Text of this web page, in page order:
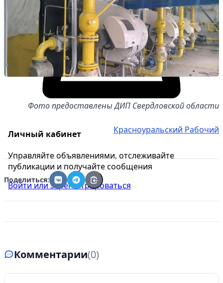
Личный кабинет
Управляйте объявлениями, отслеживайте
публикации и получайте сообщения
Войти или зарегистрироваться
Фото предоставлены ДИП Свердловской области
Красноуральский Рабочий
Поделиться:
Комментарии(0)